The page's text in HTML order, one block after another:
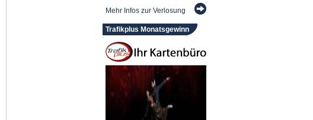
Mehr Infos zur Verlosung
Trafikplus Monatsgewinn